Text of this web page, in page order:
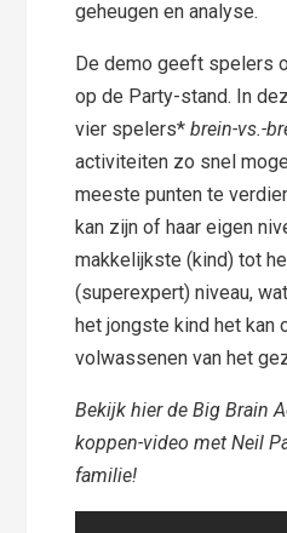
geheugen en analyse.
De demo geeft spelers
op de Party-stand. In
vier spelers*brein-vs.-
activiteiten zo snel
meeste punten te
kan zijn of haar eigen
makkelijkste (kind) tot
(superexpert) niveau,
het jongste kind het kan
volwassenen van het
Bekijk hier de Big Brain
koppen-video met Neil
familie!